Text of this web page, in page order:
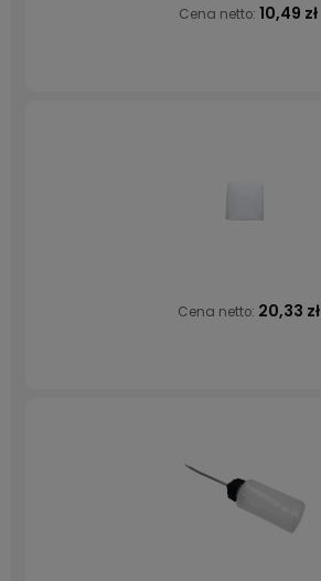
Cena netto: 10,49 zł
Cena netto: 20,33 zł